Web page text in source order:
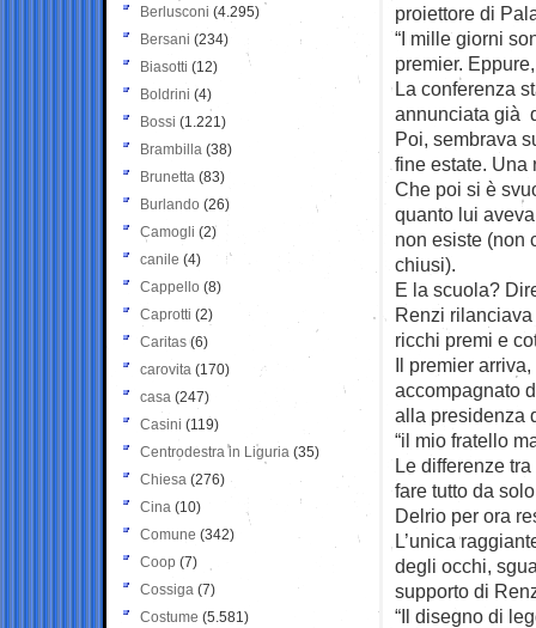
proiettore di
“I mille giorni
premier.
La conferenza
annunciata già
Poi, sembrava
fine estate. Una
Che poi si è
quanto lui
non esiste (non
chiusi).
E la scuola?
Renzi rilanciava
ricchi premi e
Il premier
accompagnato
alla presidenza
“il mio fratello
Le differenze
fare tutto da
Delrio per ora
L’unica
degli occhi,
supporto di
“Il disegno di
Berlusconi (4.295)
Bersani (234)
Biasotti (12)
Boldrini (4)
Bossi (1.221)
Brambilla (38)
Brunetta (83)
Burlando (26)
Camogli (2)
canile (4)
Cappello (8)
Caprotti (2)
Caritas (6)
carovita (170)
casa (247)
Casini (119)
Centrodestra in Liguria (35)
Chiesa (276)
Cina (10)
Comune (342)
Coop (7)
Cossiga (7)
Costume (5.581)